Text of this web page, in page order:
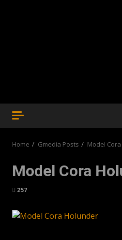
Home Gmedia Posts Model
Model Cora
257